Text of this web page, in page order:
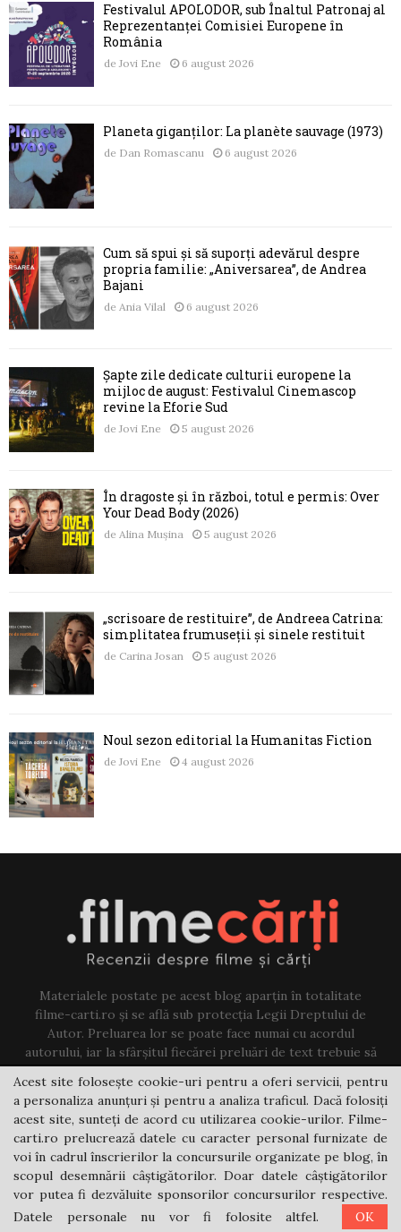
Festivalul APOLODOR, sub Înaltul Patronaj al
Reprezentanței Comisiei Europene în
România
de Jovi Ene 6 august 2026
Planeta giganților: La planète sauvage (1973)
de Dan Romascanu 6 august 2026
Cum să spui și să suporți adevărul despre
propria familie: „Aniversarea”, de Andrea
Bajani
de Ania Vilal 6 august 2026
Șapte zile dedicate culturii europene la
mijloc de august: Festivalul Cinemascop
revine la Eforie Sud
de Jovi Ene 5 august 2026
În dragoste și în război, totul e permis: Over
Your Dead Body (2026)
de Alina Mușina 5 august 2026
„scrisoare de restituire”, de Andreea Catrina:
simplitatea frumuseții și sinele restituit
de Carina Josan 5 august 2026
Noul sezon editorial la Humanitas Fiction
de Jovi Ene 4 august 2026
Materialele postate pe acest blog aparțin în totalitate
filme-carti.ro și se află sub protecția Legii Dreptului de
Autor. Preluarea lor se poate face numai cu acordul
autorului, iar la sfârșitul fiecărei preluări de text trebuie să
existe un link către acest blog.
Contact us:jovi@filme-carti.ro
Acest site folosește cookie-uri pentru a oferi servicii, pentru
a personaliza anunțuri și pentru a analiza traficul. Dacă folosiți
acest site, sunteți de acord cu utilizarea cookie-urilor. Filme-
carti.ro prelucrează datele cu caracter personal furnizate de
voi în cadrul înscrierilor la concursurile organizate pe blog, în
scopul desemnării câștigătorilor. Doar datele câștigătorilor
vor putea fi dezvăluite sponsorilor concursurilor respective.
Datele personale nu vor fi folosite altfel.
OK